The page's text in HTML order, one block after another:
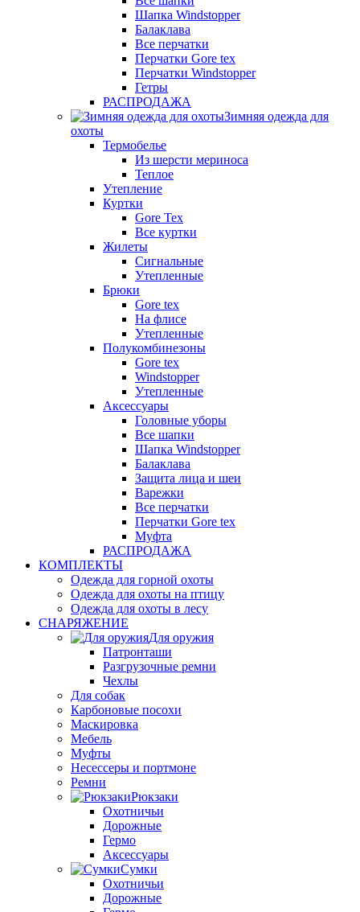
Шапка Windstopper
Балаклава
Все перчатки
Перчатки Gore tex
Перчатки Windstopper
Гетры
РАСПРОДАЖА
Зимняя одежда для
охоты
Термобелье
Из шерсти мериноса
Теплое
Утепление
Куртки
Gore Tex
Все куртки
Жилеты
Сигнальные
Утепленные
Брюки
Gore tex
На флисе
Утепленные
Полукомбинезоны
Gore tex
Windstopper
Утепленные
Аксессуары
Головные уборы
Все шапки
Шапка Windstopper
Балаклава
Защита лица и шеи
Варежки
Все перчатки
Перчатки Gore tex
Муфта
РАСПРОДАЖА
КОМПЛЕКТЫ
Одежда для горной охоты
Одежда для охоты на птицу
Одежда для охоты в лесу
СНАРЯЖЕНИЕ
Для оружия
Патронташи
Разгрузочные ремни
Чехлы
Для собак
Карбоновые посохи
Маскировка
Мебель
Муфты
Несессеры и портмоне
Ремни
Рюкзаки
Охотничьи
Дорожные
Гермо
Аксессуары
Сумки
Охотничьи
Дорожные